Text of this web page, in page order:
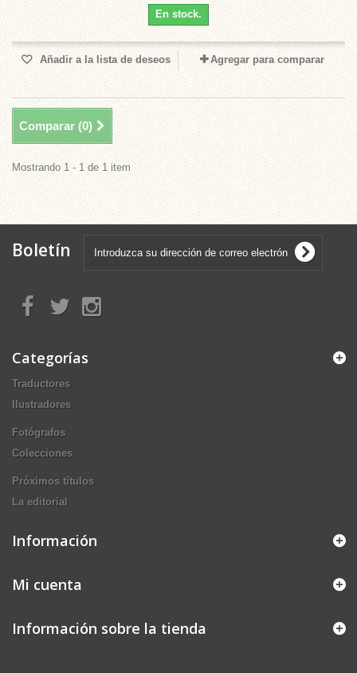
En stock.
Añadir a la lista de deseos Agregar para comparar
Comparar (0)
Mostrando 1 - 1 de 1 item
Boletín
Categorías
Traductores
Ilustradores
Fotógrafos
Colecciones
Próximos títulos
La editorial
Información
Mi cuenta
Información sobre la tienda